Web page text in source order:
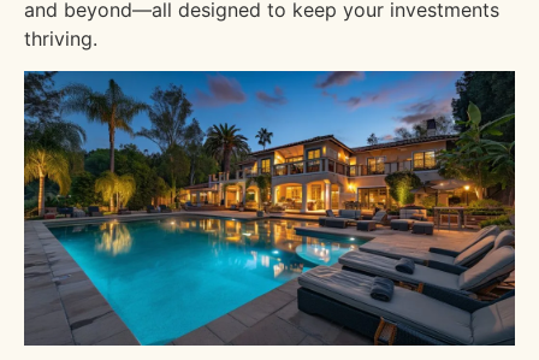
and beyond—all designed to keep your investments
thriving.